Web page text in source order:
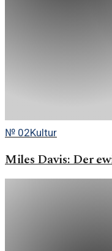
№ 02Kultur
Miles Davis: Der